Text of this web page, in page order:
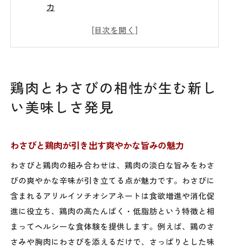
力
鶏肉×わさびで楽しむ新感覚の風味体験
わさびが鶏肉料理を格上げするワケとは
爽やかなわさびで鶏肉料理をヘルシーに楽しむ
鶏肉わさび和えでカロリーコントロールも
わさびを活かした鶏肉丼で健康的な食卓づ
くり
チューブわさび活用で時短ヘルシー調理法
わさびマヨネーズと鶏肉の絶妙なバランス
わさび醤油で楽しむ鶏肉レシピの新定番
鶏肉とわさびの相性が生む新し
い美味しさ発見
わさびと鶏肉が引き出す爽やかな旨みの魅力
わさびと鶏肉の組み合わせは、鶏肉の淡白な旨みをわさ
びの爽やかな辛味が引き立てる点が魅力です。わさびに
含まれるアリルイソチオシアネートは食欲増進や消化促
進に役立ち、鶏肉の高たんぱく・低脂肪という特徴と相
まってヘルシーな食体験を提供します。例えば、鶏のさ
さみや胸肉にわさびを添えるだけで、さっぱりとした味